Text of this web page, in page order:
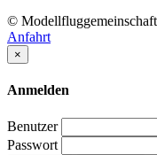
©
Anfahrt
×
Anmelden
Benutzer
Passwort